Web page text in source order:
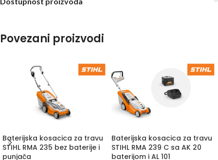
Povezani proizvodi
Baterijska kosacica za travu
STIHL RMA 235 bez baterije i
punjača
Baterijska kosacica za travu
STIHL RMA 239 C sa AK 20
baterijom i AL 101